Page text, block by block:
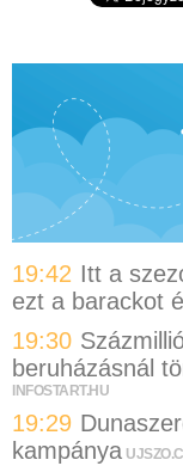
19:42 Itt a
ezt a barackot
19:30
beruházásnál
INFOSTART.HU
19:29
kampánya